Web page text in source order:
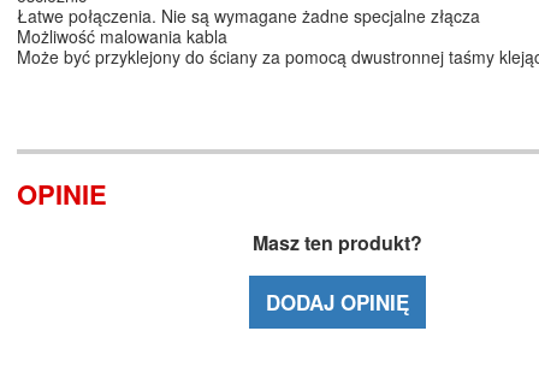
Łatwe połączenia. Nie są wymagane żadne specjalne złącza
Możliwość malowania kabla
Może być przyklejony do ściany za pomocą dwustronnej taśmy
OPINIE
Masz ten produkt?
DODAJ OPINIĘ